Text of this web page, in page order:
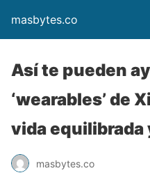
masbytes.co
Así te pueden
‘wearables’ de
vida equilibrada
masbytes.co